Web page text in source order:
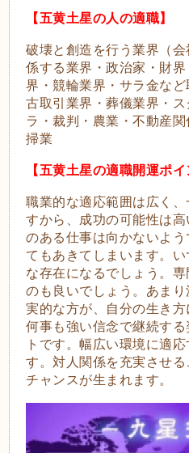
【五黄土星の人の適職】
破壊と創造を行う業界（
係する業界・政治家・財
界・競輪業界・サラ金な
古取引業界・葬儀業界・
ラ・裁判・農業・不動産
掃業
【五黄土星の適職開運ポイ
職業的な適応範囲は広く
すから、成功の可能性は
のある仕事は向かないよ
てもあきてしまいます。
な存在になるでしょう。
のも良いでしょう。あま
実的な方が、自分の生き方
何事も強い信念で継続す
トです。幅広い環境に適
す。対人関係を充実させ
チャンスが生まれます。